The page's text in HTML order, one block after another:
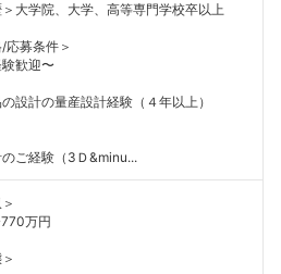
＞大学院、大学、高等専門学校卒以上
応募条件＞
歓迎〜
の設計の量産設計経験（４年以上）
のご経験（3Ｄ&minu...
万円